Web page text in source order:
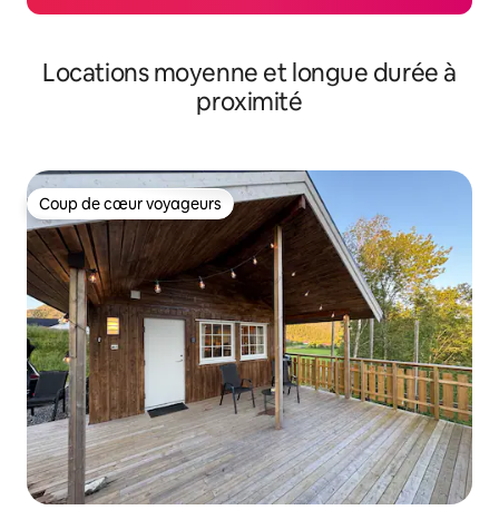
Locations moyenne et longue durée à
proximité
Coup de cœur voyageurs
Coup de cœur voyageurs